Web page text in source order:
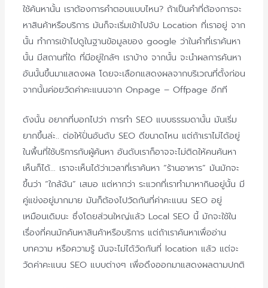
ใช้ค้นหานั้น เราต้องการคำตอบแบบไหน? ถ้าเป็นคำที่ต้องการจะ
หาสินค้าหรือบริการ มันก็จะเริ่มเข้าไปจับ Location ที่เราอยู่ จาก
นั้น ทำการเข้าไปดูในฐานข้อมูลของ google ว่าในคำที่เราค้นหา
นั้น มีสถานที่ใด ที่มีอยู่ใกล้ๆ เราบ้าง จากนั้น จะนำผลการค้นหา
อันนั้นขึ้นมาแสดงผล โดยจะเลือกแสดงผลจากบริเวณที่ตั้งก่อน
จากนั้นค่อยวัดค่าคะแนนจาก Onpage – Offpage อีกที
ดังนั้น อยากที่บอกไปว่า การทำ SEO แบบธรรมดานั้น มันเริ่ม
ยากขึ้นล่ะ.. ต่อให้ปั่นอันดับ SEO ดีขนาดไหน แต่ถ้าเราไม่ได้อยู่
ในพื้นที่ใช้บริการกับผู้ค้นหา อันดับเราก็อาจจะไม่ติดให้คนค้นหา
เห็นก็ได้… เราจะเห็นได้ว่าเวลาที่เราค้นหา “ร้านอาหาร” มันมักจะ
ขึ้นว่า “ใกล้ฉัน” เสมอ แต่หากว่า ระแวกที่เราทำมาหากินอยู่นั้น มี
คู่แข่งอยู่มากมาย มันก็ต้องไปวัดกันที่ค่าคะแนน SEO อยู่
เหมือนเดิมนะ ซึ่งโดยส่วนใหญ่แล้ว Local SEO นี้ มักจะใช้ใน
เรื่องที่คนมักค้นหาสินค้าหรือบริการ แต่ถ้าเราค้นหาเพื่ออ่าน
บทความ หรือความรู้ มันจะไม่ได้วัดกันที่ location แล้ว แต่จะ
วัดค่าคะแนน SEO แบบต่างๆ เพื่อดึงออกมาแสดงผลตามปกติ